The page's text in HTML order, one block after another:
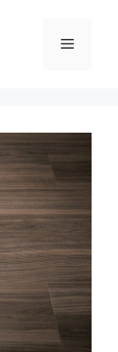
Menu